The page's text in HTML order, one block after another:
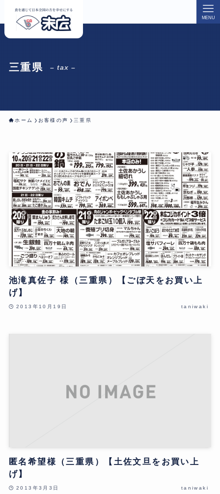
MENU
三重県 – tax –
ホーム お客様の声 三重県
池滝真佐子 様（三重県）【ごぼ天をお買い上
げ】
2013年10月19日 taniwaki
匿名希望様（三重県）【土佐文旦をお買い上
げ】
2013年3月3日 taniwaki